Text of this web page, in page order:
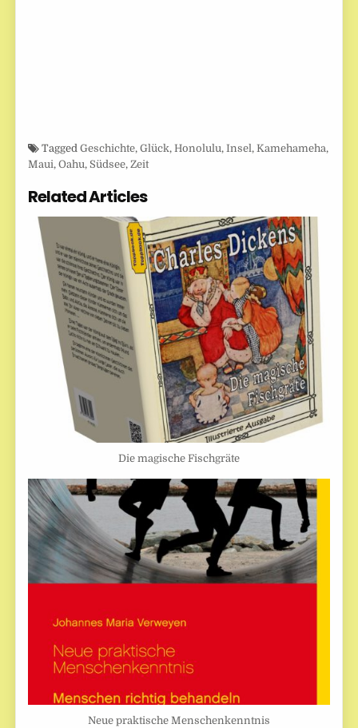
TaggedGeschichte,Glück,Honolulu,Insel,Kamehameha,
Maui,Oahu, Südsee,Zeit
Related Articles
Die magische Fischgräte
Neue praktische Menschenkenntnis